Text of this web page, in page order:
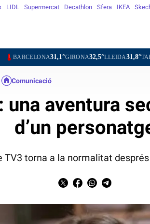
LIDL Supermercat Decathlon Sfera IKEA
31,1°GIRONA32,5°LLEIDA31,8°TARRAGONA30,3°
Comunicació
una aventura
d’un
TV3 torna a la normalitat